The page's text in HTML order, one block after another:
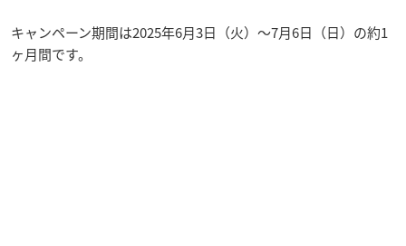
キャンペーン期間は2025年6月3日（火）～7月6日（日）の約1
ヶ月間です。